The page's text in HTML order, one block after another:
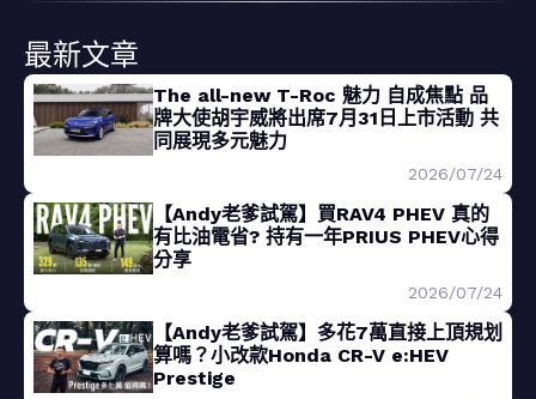
最新文章
The all-new T-Roc 魅力 自成焦點 品
牌大使胡宇威將出席7月31日上市活動 共
同展現多元魅力
2026/07/24
【Andy老爹試駕】買RAV4 PHEV 真的
有比油電省? 持有一年PRIUS PHEV心得
分享
2026/07/24
【Andy老爹試駕】多花7萬直接上頂規划
算嗎？小改款Honda CR-V e:HEV
Prestige